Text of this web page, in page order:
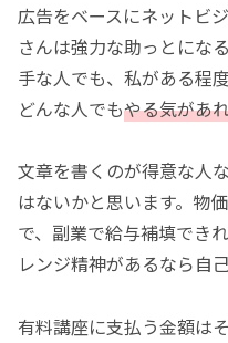
広告をベースにネットビ
さんは強力な助っとにな
手な人でも、私がある程
どんな人でもやる気があ
文章を書くのが得意な人
はないかと思います。物
で、副業で給与補填でき
レンジ精神があるなら自
有料講座に支払う金額は